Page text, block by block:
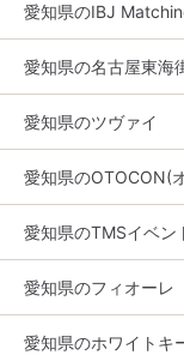
愛知県のIBJ
愛知県の名古屋東海
愛知県のツヴァイ
愛知県のOTOCON(
愛知県のTMSイベン
愛知県のフィオーレ
愛知県のホワイトキ